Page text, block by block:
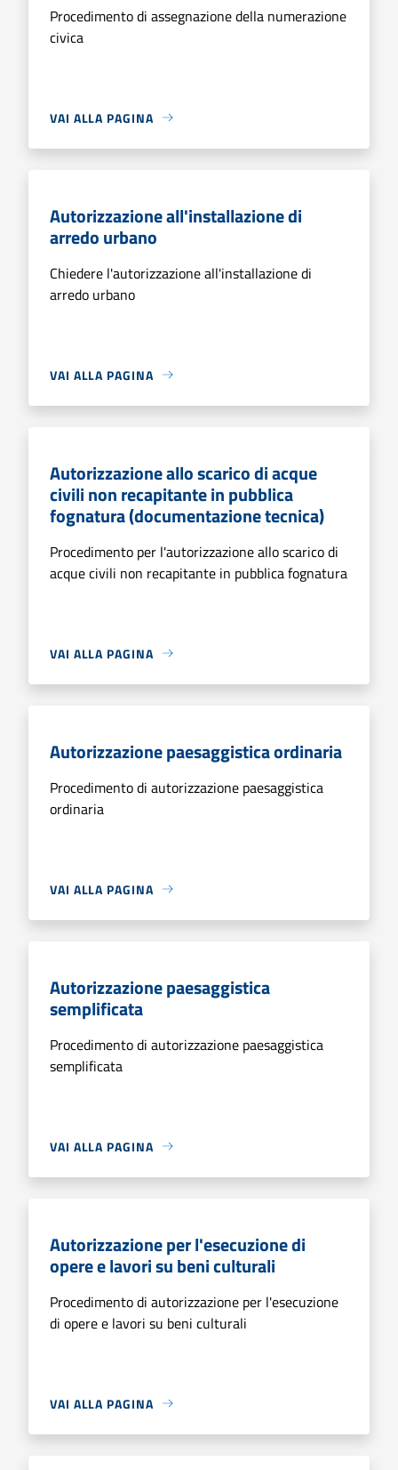
Procedimento di assegnazione della numerazione
civica
VAI ALLA PAGINA
Autorizzazione all'installazione di
arredo urbano
Chiedere l'autorizzazione all'installazione di
arredo urbano
VAI ALLA PAGINA
Autorizzazione allo scarico di acque
civili non recapitante in pubblica
fognatura (documentazione tecnica)
Procedimento per l'autorizzazione allo scarico di
acque civili non recapitante in pubblica fognatura
VAI ALLA PAGINA
Autorizzazione paesaggistica ordinaria
Procedimento di autorizzazione paesaggistica
ordinaria
VAI ALLA PAGINA
Autorizzazione paesaggistica
semplificata
Procedimento di autorizzazione paesaggistica
semplificata
VAI ALLA PAGINA
Autorizzazione per l'esecuzione di
opere e lavori su beni culturali
Procedimento di autorizzazione per l'esecuzione
di opere e lavori su beni culturali
VAI ALLA PAGINA